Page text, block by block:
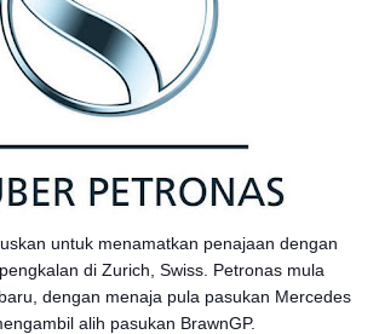
untuk menamatkan penajaan dengan
di Zurich, Swiss. Petronas mula
dengan menaja pula pasukan Mercedes
alih pasukan BrawnGP.